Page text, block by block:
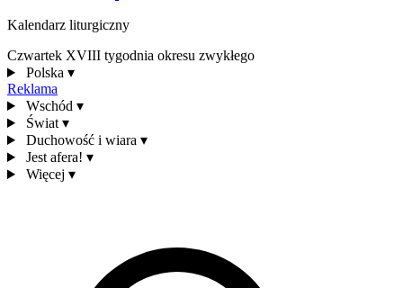
Kalendarz liturgiczny
Czwartek XVIII tygodnia okresu zwykłego
Polska ▾
Reklama
Wschód ▾
Świat ▾
Duchowość i wiara ▾
Jest afera! ▾
Więcej ▾